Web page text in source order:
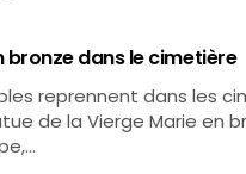
bronze dans le cimetière
reprennent dans les
de la Vierge Marie en